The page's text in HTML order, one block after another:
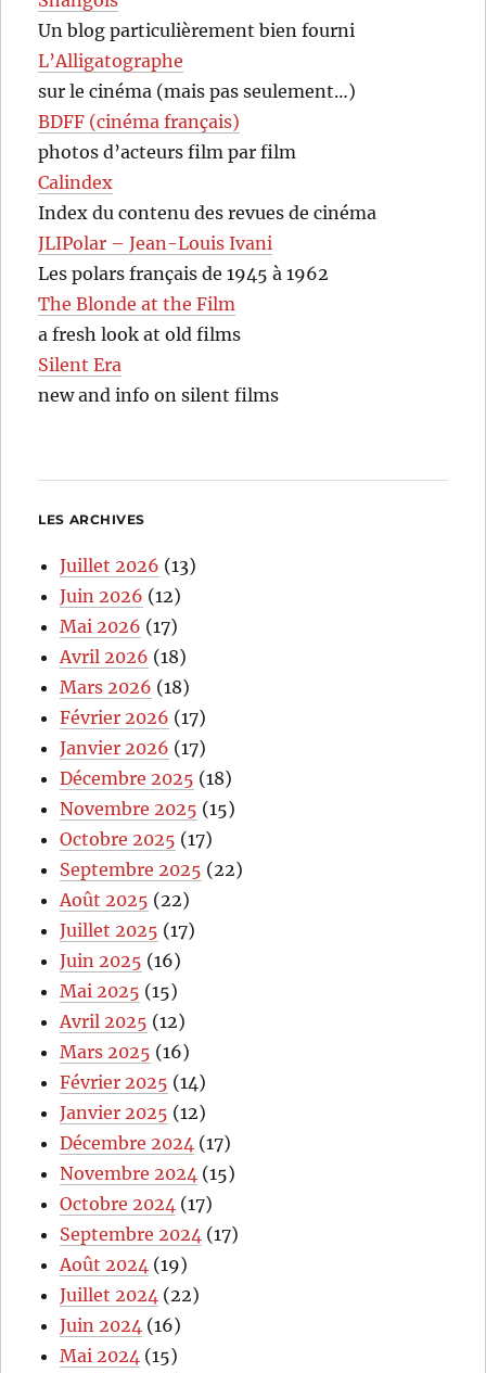
Un blog particulièrement bien fourni
L’Alligatographe
sur le cinéma (mais pas seulement…)
BDFF (cinéma français)
photos d’acteurs film par film
Calindex
Index du contenu des revues de cinéma
JLIPolar – Jean-Louis Ivani
Les polars français de 1945 à 1962
The Blonde at the Film
a fresh look at old films
Silent Era
new and info on silent films
LES ARCHIVES
Juillet 2026 (13)
Juin 2026 (12)
Mai 2026 (17)
Avril 2026 (18)
Mars 2026 (18)
Février 2026 (17)
Janvier 2026 (17)
Décembre 2025 (18)
Novembre 2025 (15)
Octobre 2025 (17)
Septembre 2025 (22)
Août 2025 (22)
Juillet 2025 (17)
Juin 2025 (16)
Mai 2025 (15)
Avril 2025 (12)
Mars 2025 (16)
Février 2025 (14)
Janvier 2025 (12)
Décembre 2024 (17)
Novembre 2024 (15)
Octobre 2024 (17)
Septembre 2024 (17)
Août 2024 (19)
Juillet 2024 (22)
Juin 2024 (16)
Mai 2024 (15)